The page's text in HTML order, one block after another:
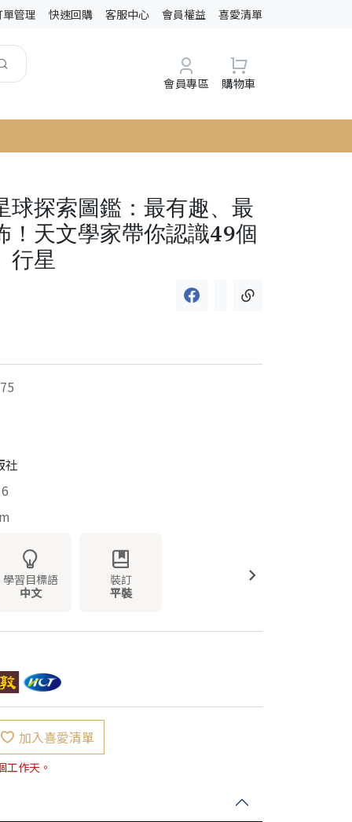
單管理 快速回購 客服中心 會員權益 喜愛清單
會員專區 購物車
球探索圖鑑：最有趣、最
！天文學家帶你認識49個
行星
社
學習目標語
中文
裝訂
平裝
加入喜愛清單
工作天。